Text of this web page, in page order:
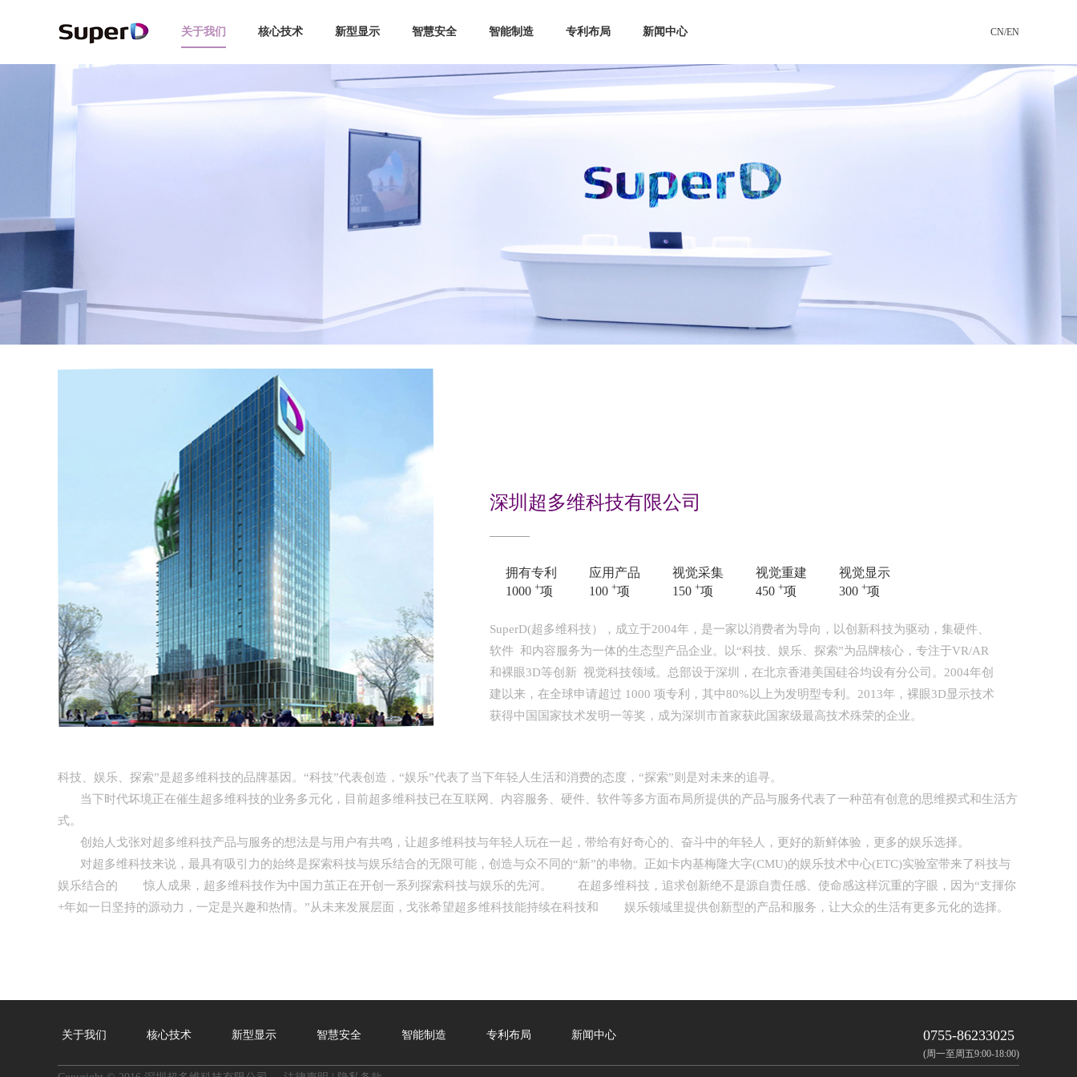
关于我们
领导关怀 发展历程 品牌故事 联系我们
核心技术
手机/PC
新型显示
未来眼镜 复眼视界 动作捕捉
智慧安全
交通安全
智能制造
新能源 轨道交通
专利布局
视觉专利 专利索引
新闻中心
行业动态 媒体报道 视频中心
CN/EN
深圳超多维科技有限公司
拥有专利
1000 +项
应用产品
100 +项
视觉采集
150 +项
视觉重建
450 +项
视觉显示
300 +项
SuperD(超多维科技），成立于2004年，是一家以消费者为导向，以创新科技为驱动，集硬件、
软件 和内容服务为一体的生态型产品企业。以“科技、娱乐、探索”为品牌核心，专注于VR/AR
和裸眼3D等创新 视觉科技领域。总部设于深圳，在北京香港美国硅谷均设有分公司。2004年创
建以来，在全球申请超过 1000 项专利，其中80%以上为发明型专利。2013年，裸眼3D显示技术
获得中国国家技术发明一等奖，成为深圳市首家获此国家级最高技术殊荣的企业。
科技、娱乐、探索”是超多维科技的品牌基因。“科技”代表创造，“娱乐”代表了当下年轻人生活和消费的态度，“探索”则是对未来的追寻。
当下时代坏境正在催生超多维科技的业务多元化，目前超多维科技已在互联网、内容服务、硬件、软件等多方面布局所提供的产品与服务代表了一种茁有创意的思维揆式和生活方
式。
创始人戈张对超多维科技产品与服务的想法是与用户有共鸣，让超多维科技与年轻人玩在一起，带给有好奇心的、奋斗中的年轻人，更好的新鲜体验，更多的娱乐选择。
对超多维科技来说，最具有吸引力的始终是探索科技与娱乐结合的无限可能，创造与众不同的“新”的串物。正如卡内基梅隆大字(CMU)的娱乐技术中心(ETC)实验室带来了科技与
娱乐结合的 惊人成果，超多维科技作为中国力茧正在开创一系列探索科技与娱乐的先河。 在超多维科技，追求创新绝不是源自责任感、使命感这样沉重的字眼，因为“支揮你
+年如一日坚持的源动力，一定是兴趣和热情。”从未来发展层面，戈张希望超多维科技能持续在科技和 娱乐领域里提供创新型的产品和服务，让大众的生活有更多元化的选择。
关于我们 核心技术 新型显示 智慧安全 智能制造 专利布局 新闻中心 0755-86233025
(周一至周五9:00-18:00)